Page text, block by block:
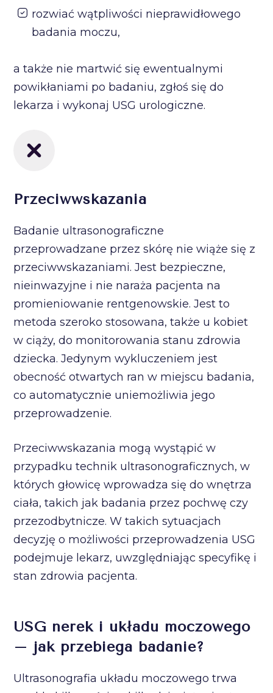
rozwiać wątpliwości nieprawidłowego
badania moczu,
a także nie martwić się ewentualnymi
powikłaniami po badaniu, zgłoś się do
lekarza i wykonaj USG urologiczne.
Przeciwwskazania
Badanie ultrasonograficzne
przeprowadzane przez skórę nie wiąże się z
przeciwwskazaniami. Jest bezpieczne,
nieinwazyjne i nie naraża pacjenta na
promieniowanie rentgenowskie. Jest to
metoda szeroko stosowana, także u kobiet
w ciąży, do monitorowania stanu zdrowia
dziecka. Jedynym wykluczeniem jest
obecność otwartych ran w miejscu badania,
co automatycznie uniemożliwia jego
przeprowadzenie.
Przeciwwskazania mogą wystąpić w
przypadku technik ultrasonograficznych, w
których głowicę wprowadza się do wnętrza
ciała, takich jak badania przez pochwę czy
przezodbytnicze. W takich sytuacjach
decyzję o możliwości przeprowadzenia USG
podejmuje lekarz, uwzględniając specyfikę i
stan zdrowia pacjenta.
USG nerek i układu moczowego
– jak przebiega badanie?
Ultrasonografia układu moczowego trwa